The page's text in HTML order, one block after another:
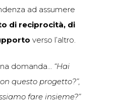
ad assumere
di reciprocità, di
verso l’altro.
domanda… “Hai
questo progetto?”,
fare insieme?”